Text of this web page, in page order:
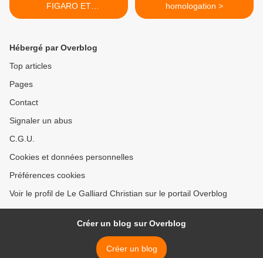
FIGARO ET
HOMOLOGATION
homologation >
Hébergé par Overblog
Top articles
Pages
Contact
Signaler un abus
C.G.U.
Cookies et données personnelles
Préférences cookies
Voir le profil de Le Galliard Christian sur le portail Overblog
Créer un blog sur Overblog
Créer un blog